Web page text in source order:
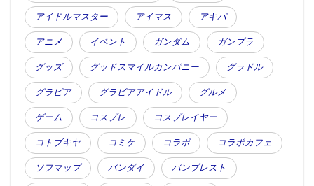
アイドルマスター アイマス アキバ
アニメ イベント ガンダム ガンプラ
グッズ グッドスマイルカンパニー グラドル
グラビア グラビアアイドル グルメ
ゲーム コスプレ コスプレイヤー
コトブキヤ コミケ コラボ コラボカフェ
ソフマップ バンダイ バンプレスト